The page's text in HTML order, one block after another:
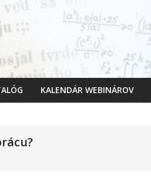
Primary
KALENDÁR WEBINÁROV